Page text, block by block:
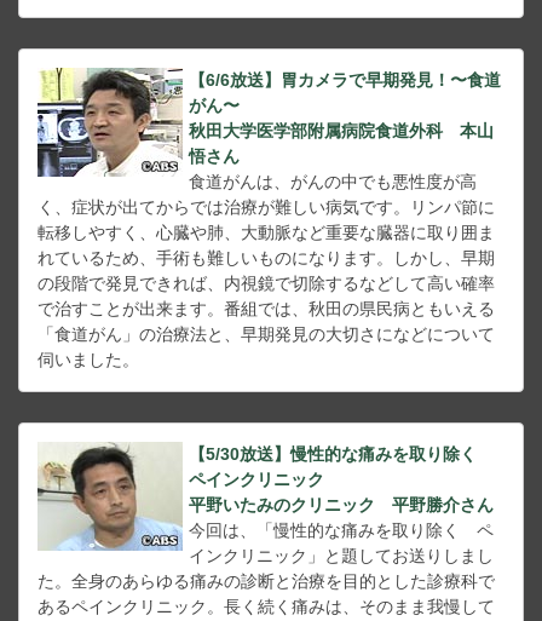
【6/6放送】胃カメラで早期発見！〜食道
がん〜
秋田大学医学部附属病院食道外科 本山
悟さん
食道がんは、がんの中でも悪性度が高
く、症状が出てからでは治療が難しい病気です。リンパ節に
転移しやすく、心臓や肺、大動脈など重要な臓器に取り囲ま
れているため、手術も難しいものになります。しかし、早期
の段階で発見できれば、内視鏡で切除するなどして高い確率
で治すことが出来ます。番組では、秋田の県民病ともいえる
「食道がん」の治療法と、早期発見の大切さになどについて
伺いました。
【5/30放送】慢性的な痛みを取り除く
ペインクリニック
平野いたみのクリニック 平野勝介さん
今回は、「慢性的な痛みを取り除く ペ
インクリニック」と題してお送りしまし
た。全身のあらゆる痛みの診断と治療を目的とした診療科で
あるペインクリニック。長く続く痛みは、そのまま我慢して